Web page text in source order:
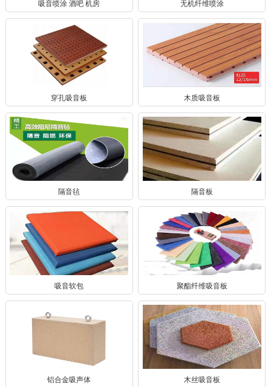
吸音喷涂 酒吧 机房 无机纤维喷涂
穿孔吸音板 木质吸音板
隔音毡 隔音板
吸音软包 聚酯纤维吸音板
铝合金吸声体 木丝吸音板